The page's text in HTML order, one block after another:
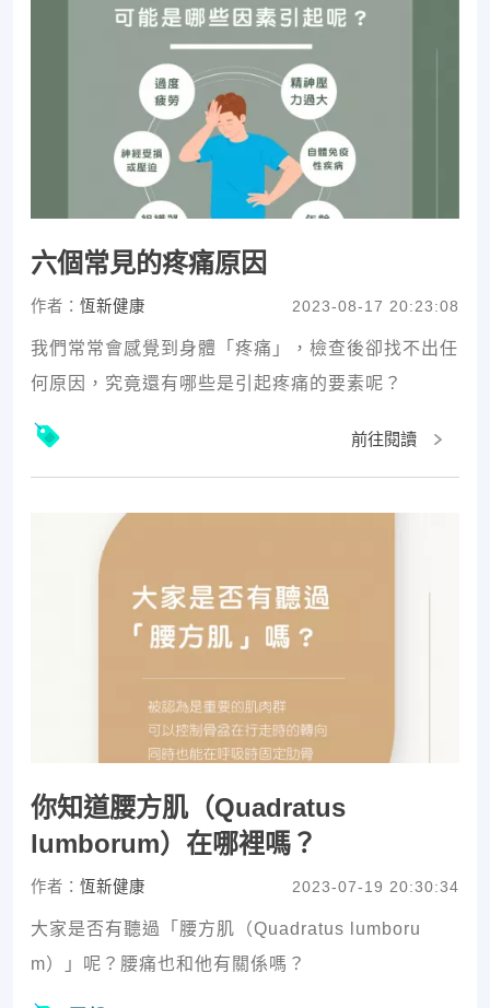
六個常見的疼痛原因
作者： 恆新健康 2023-08-17 20:23:08
我們常常會感覺到身體「疼痛」，檢查後卻找不出任
何原因，究竟還有哪些是引起疼痛的要素呢？
前往閱讀
你知道腰方肌（Quadratus
lumborum）在哪裡嗎？
作者： 恆新健康 2023-07-19 20:30:34
大家是否有聽過「腰方肌（Quadratus lumboru
m）」呢？腰痛也和他有關係嗎？